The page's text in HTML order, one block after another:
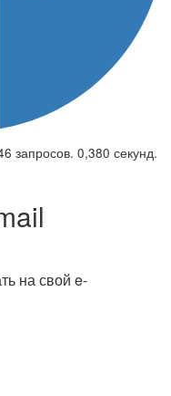
запросов. 0,380 секунд.
на свой e-